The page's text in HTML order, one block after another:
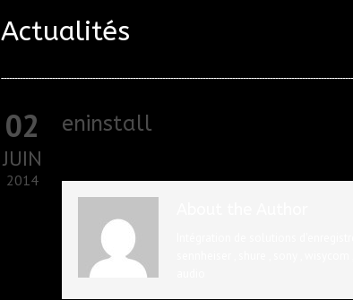
Actualités
02
JUIN
2014
eninstall